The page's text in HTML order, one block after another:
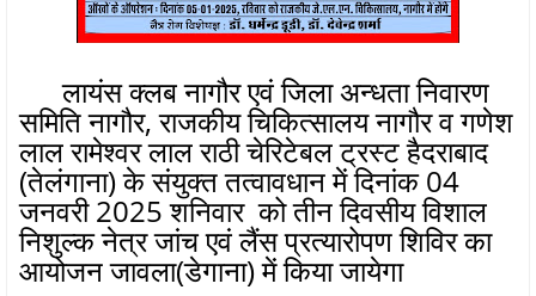
लायंस क्लब नागौर एवं जिला अन्धता निवारण
समिति नागौर, राजकीय चिकित्सालय नागौर व गणेश
लाल रामेश्वर लाल राठी चेरिटेबल ट्रस्ट हैदराबाद
(तेलंगाना) के संयुक्त तत्वावधान में दिनांक 04
जनवरी 2025 शनिवार को तीन दिवसीय विशाल
निशुल्क नेत्र जांच एवं लैंस प्रत्यारोपण शिविर का
आयोजन जावला(डेगाना) में किया जायेगा